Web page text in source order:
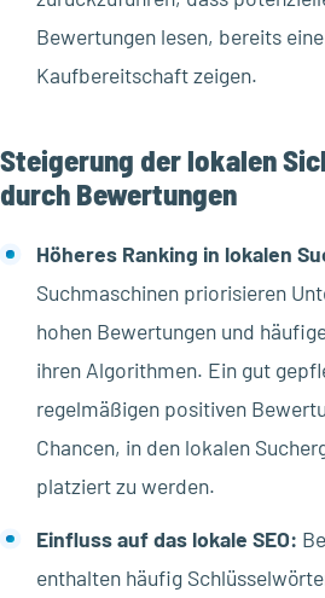
Bewertungen lesen, bereits
Kaufbereitschaft zeigen.
Steigerung der lokalen
durch Bewertungen
Höheres Ranking in lokalen
Suchmaschinen priorisieren
hohen Bewertungen und
ihren Algorithmen. Ein gut
regelmäßigen positiven
Chancen, in den lokalen
platziert zu werden.
Einfluss auf das lokale SEO:
enthalten häufig